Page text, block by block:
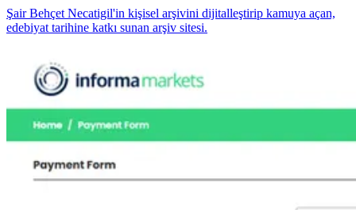
Şair Behçet Necatigil'in kişisel arşivini dijitalleştirip kamuya açan,
edebiyat tarihine katkı sunan arşiv sitesi.